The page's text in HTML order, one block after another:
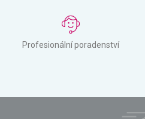
Profesionální poradenství